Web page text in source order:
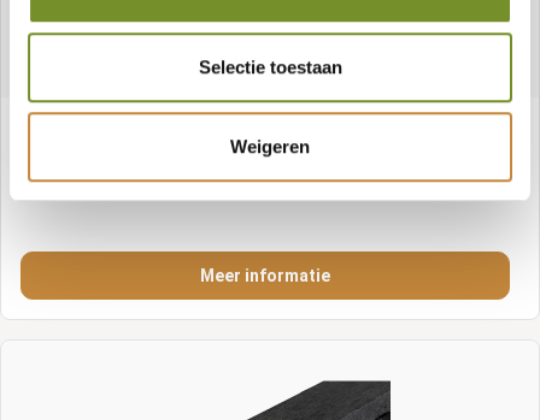
Selectie toestaan
Weigeren
Meer informatie